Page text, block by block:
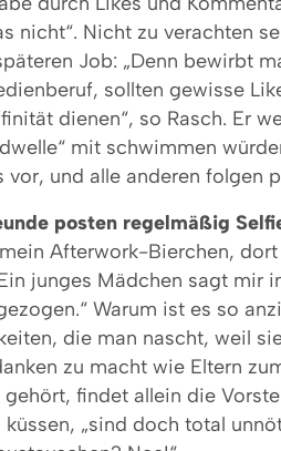
nicht“. Nicht zu verachten
Job: „Denn bewirbt
sollten gewisse
dienen“, so Rasch. Er
mit schwimmen
und alle anderen folgen
posten regelmäßig
Afterwork-Bierchen,
junges Mädchen sagt mir
Warum ist es so
die man nascht, weil
zu macht wie Eltern
findet allein die
„sind doch total